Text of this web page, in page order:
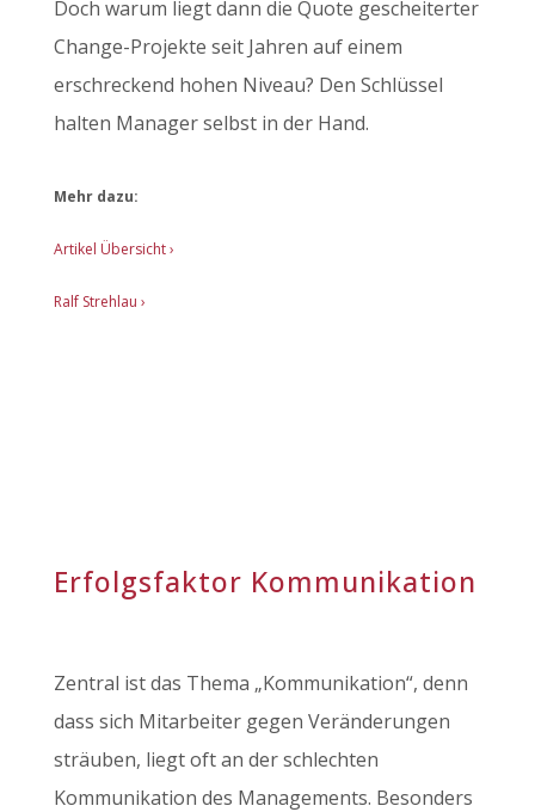
Doch warum liegt dann die Quote gescheiterter
Change-Projekte seit Jahren auf einem
erschreckend hohen Niveau? Den Schlüssel
halten Manager selbst in der Hand.
Mehr dazu:
Artikel Übersicht›
Ralf Strehlau ›
Erfolgsfaktor Kommunikation
Zentral ist das Thema „Kommunikation“, denn
dass sich Mitarbeiter gegen Veränderungen
sträuben, liegt oft an der schlechten
Kommunikation des Managements. Besonders